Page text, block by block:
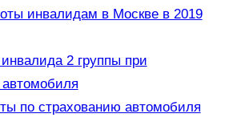
инвалидам в Москве в 2019
2 группы при
по страхованию автомобиля